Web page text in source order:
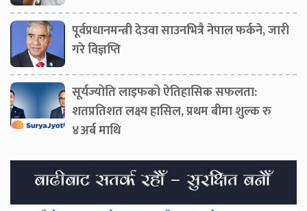
पूर्वप्रधानमन्त्री देउवा साउनभित्रै नेपाल फर्कने, जारी
गरे विज्ञप्ति
सूर्यज्योति लाइफको ऐतिहासिक सफलता:
शतप्रतिशत लक्ष्य हासिल, प्रथम बीमा शुल्क रु
४अर्ब माथि